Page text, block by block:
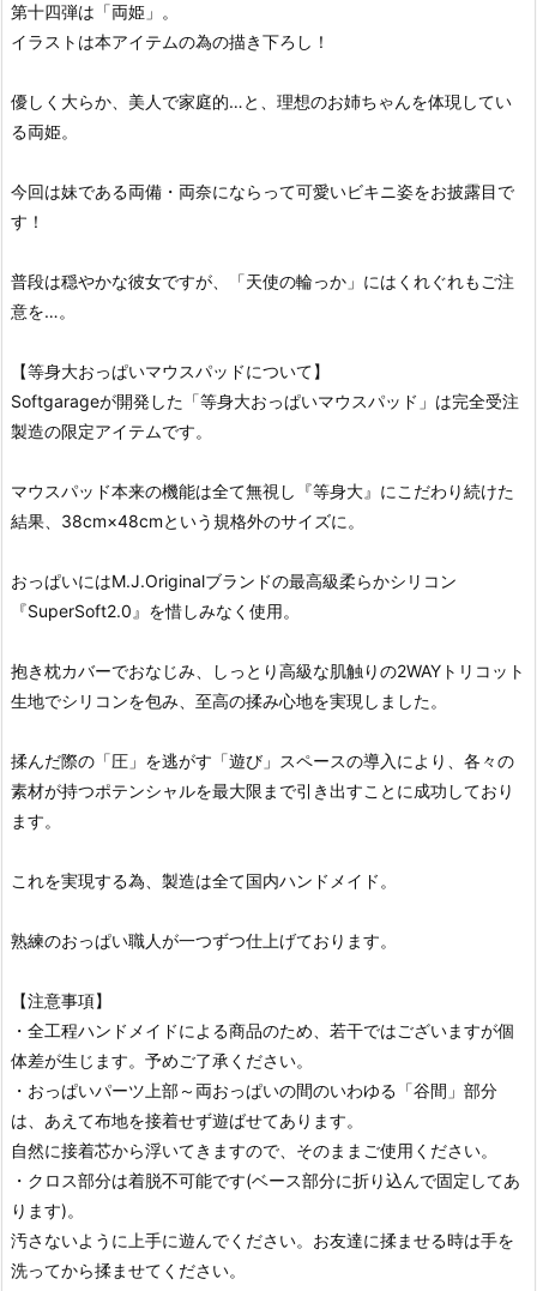
第十四弾は「両姫」。
イラストは本アイテムの為の描き下ろし！
優しく大らか、美人で家庭的…と、理想のお姉ちゃんを体現してい
る両姫。
今回は妹である両備・両奈にならって可愛いビキニ姿をお披露目で
す！
普段は穏やかな彼女ですが、「天使の輪っか」にはくれぐれもご注
意を…。
【等身大おっぱいマウスパッドについて】
Softgarageが開発した「等身大おっぱいマウスパッド」は完全受注
製造の限定アイテムです。
マウスパッド本来の機能は全て無視し『等身大』にこだわり続けた
結果、38cm×48cmという規格外のサイズに。
おっぱいにはM.J.Originalブランドの最高級柔らかシリコン
『SuperSoft2.0』を惜しみなく使用。
抱き枕カバーでおなじみ、しっとり高級な肌触りの2WAYトリコット
生地でシリコンを包み、至高の揉み心地を実現しました。
揉んだ際の「圧」を逃がす「遊び」スペースの導入により、各々の
素材が持つポテンシャルを最大限まで引き出すことに成功しており
ます。
これを実現する為、製造は全て国内ハンドメイド。
熟練のおっぱい職人が一つずつ仕上げております。
【注意事項】
・全工程ハンドメイドによる商品のため、若干ではございますが個
体差が生じます。予めご了承ください。
・おっぱいパーツ上部～両おっぱいの間のいわゆる「谷間」部分
は、あえて布地を接着せず遊ばせてあります。
自然に接着芯から浮いてきますので、そのままご使用ください。
・クロス部分は着脱不可能です(ベース部分に折り込んで固定してあ
ります)。
汚さないように上手に遊んでください。お友達に揉ませる時は手を
洗ってから揉ませてください。